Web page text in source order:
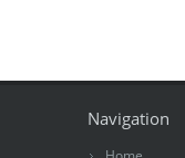
Navigation